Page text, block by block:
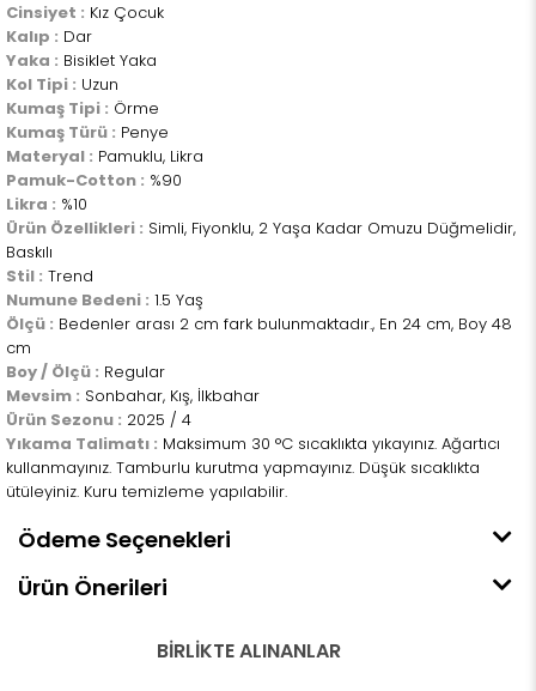
Cinsiyet : Kız Çocuk
Kalıp : Dar
Yaka : Bisiklet Yaka
Kol Tipi : Uzun
Kumaş Tipi : Örme
Kumaş Türü : Penye
Materyal : Pamuklu, Likra
Pamuk-Cotton : %90
Likra : %10
Ürün Özellikleri : Simli, Fiyonklu, 2 Yaşa Kadar Omuzu Düğmelidir,
Baskılı
Stil : Trend
Numune Bedeni : 1.5 Yaş
Ölçü : Bedenler arası 2 cm fark bulunmaktadır., En 24 cm, Boy 48
cm
Boy / Ölçü : Regular
Mevsim : Sonbahar, Kış, İlkbahar
Ürün Sezonu : 2025 / 4
Yıkama Talimatı : Maksimum 30 °C sıcaklıkta yıkayınız. Ağartıcı
kullanmayınız. Tamburlu kurutma yapmayınız. Düşük sıcaklıkta
ütüleyiniz. Kuru temizleme yapılabilir.
Ödeme Seçenekleri
Ürün Önerileri